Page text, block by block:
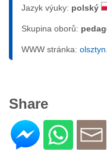
Jazyk výuky: polský
Skupina oborů:
WWW stránka:
Share